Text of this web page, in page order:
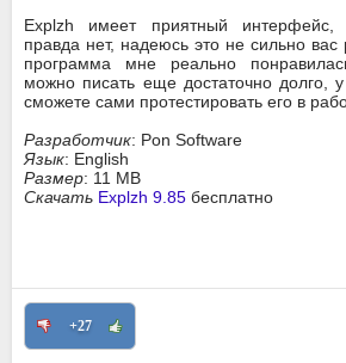
Explzh имеет приятный интерфейс,
правда нет, надеюсь это не сильно вас
программа мне реально
можно писать еще достаточно долго,
сможете сами протестировать его в
Разработчик: Pon Software
Язык: English
Размер: 11 MB
Скачать Explzh 9.85 бесплатно
+27